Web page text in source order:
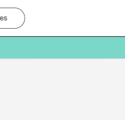
Inscription